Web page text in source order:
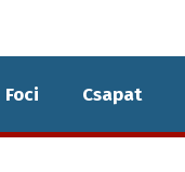
Foci Csapat